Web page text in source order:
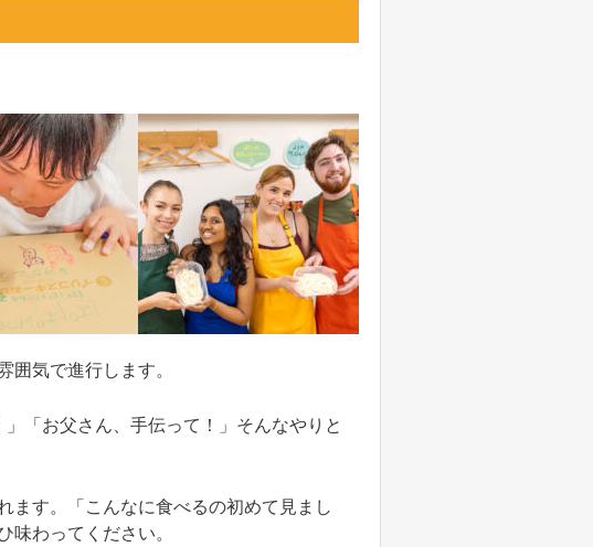
気で進行します。
「お父さん、手伝って！」そんなやりと
ます。「こんなに食べるの初めて見まし
わってください。